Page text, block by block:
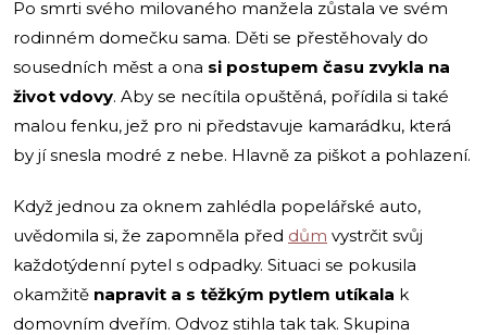
Po smrti svého milovaného manžela zůstala ve svém
rodinném domečku sama. Děti se přestěhovaly do
sousedních měst a ona si postupem času zvykla na
život vdovy. Aby se necítila opuštěná, pořídila si také
malou fenku, jež pro ni představuje kamarádku, která
by jí snesla modré z nebe. Hlavně za piškot a pohlazení.
Když jednou za oknem zahlédla popelářské auto,
uvědomila si, že zapomněla před dům vystrčit svůj
každotýdenní pytel s odpadky. Situaci se pokusila
okamžitě napravit a s těžkým pytlem utíkala k
domovním dveřím. Odvoz stihla tak tak. Skupina